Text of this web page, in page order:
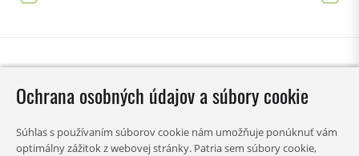
Ochrana osobných údajov a súbory cookie
Súhlas s používaním súborov cookie nám umožňuje ponúknuť vám
optimálny zážitok z webovej stránky. Patria sem súbory cookie,